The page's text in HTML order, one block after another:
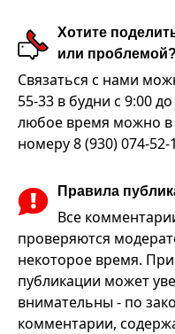
Хотите
или проблемой?
Связаться с нами
55-33 в будни с 9:00
любое время можно в
номеру 8 (930) 074-52-
Правила
Все
проверяются
некоторое время.
публикации может
внимательны - по
комментарии,